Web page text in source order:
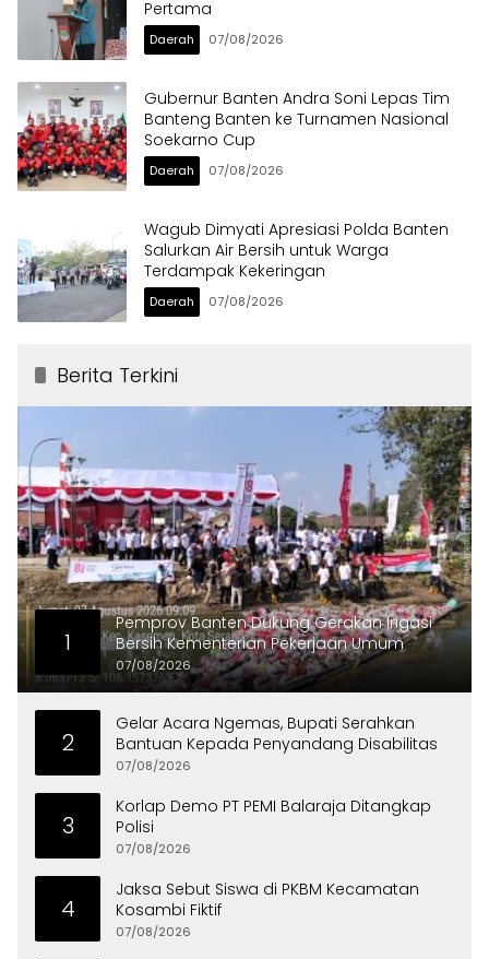
Pertama
Daerah 07/08/2026
Gubernur Banten Andra Soni Lepas Tim
Banteng Banten ke Turnamen Nasional
Soekarno Cup
Daerah 07/08/2026
Wagub Dimyati Apresiasi Polda Banten
Salurkan Air Bersih untuk Warga
Terdampak Kekeringan
Daerah 07/08/2026
Berita Terkini
1
Pemprov Banten Dukung Gerakan Irigasi
Bersih Kementerian Pekerjaan Umum
07/08/2026
2
Gelar Acara Ngemas, Bupati Serahkan
Bantuan Kepada Penyandang Disabilitas
07/08/2026
3
Korlap Demo PT PEMI Balaraja Ditangkap
Polisi
07/08/2026
4
Jaksa Sebut Siswa di PKBM Kecamatan
Kosambi Fiktif
07/08/2026